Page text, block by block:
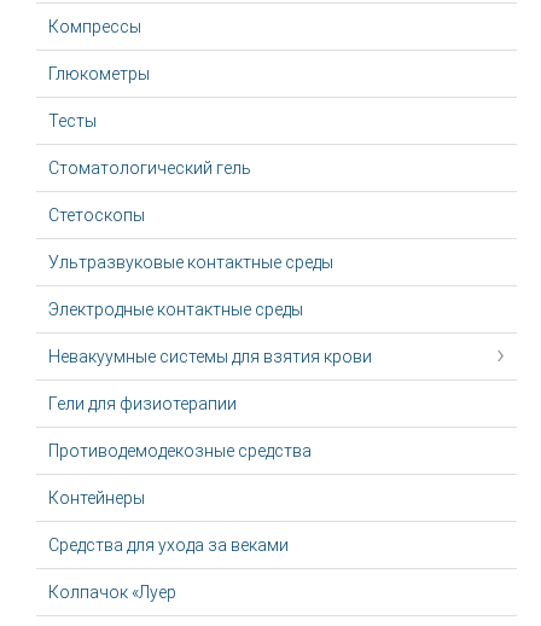
Компрессы
Глюкометры
Тесты
Стоматологический гель
Стетоскопы
Ультразвуковые контактные среды
Электродные контактные среды
Невакуумные системы для взятия крови
Гели для физиотерапии
Противодемодекозные средства
Контейнеры
Средства для ухода за веками
Колпачок «Луер